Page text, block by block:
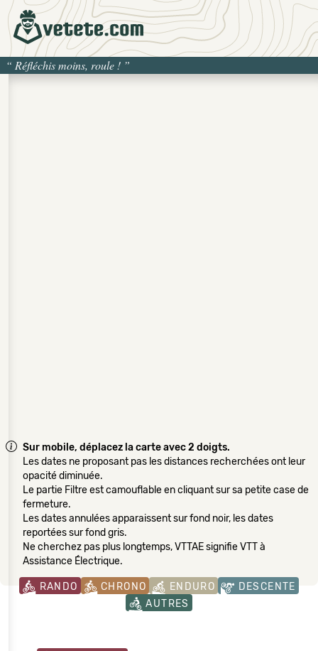
“ Réfléchis moins, roule ! ”
Sur mobile, déplacez la carte avec 2 doigts.
Les dates ne proposant pas les distances recherchées ont leur
opacité diminuée.
Le partie Filtre est camouflable en cliquant sur sa petite case de
fermeture.
Les dates annulées apparaissent sur fond noir, les dates
reportées sur fond gris.
Ne cherchez pas plus longtemps, VTTAE signifie VTT à
Assistance Électrique.
RANDO CHRONO ENDURO
DESCENTE
AUTRES